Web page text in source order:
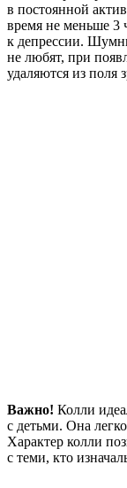
в постоянной
время не меньше 3
к депрессии.
не любят, при
удаляются из поля
Важно! Колли
с детьми. Она
Характер колли
с теми, кто